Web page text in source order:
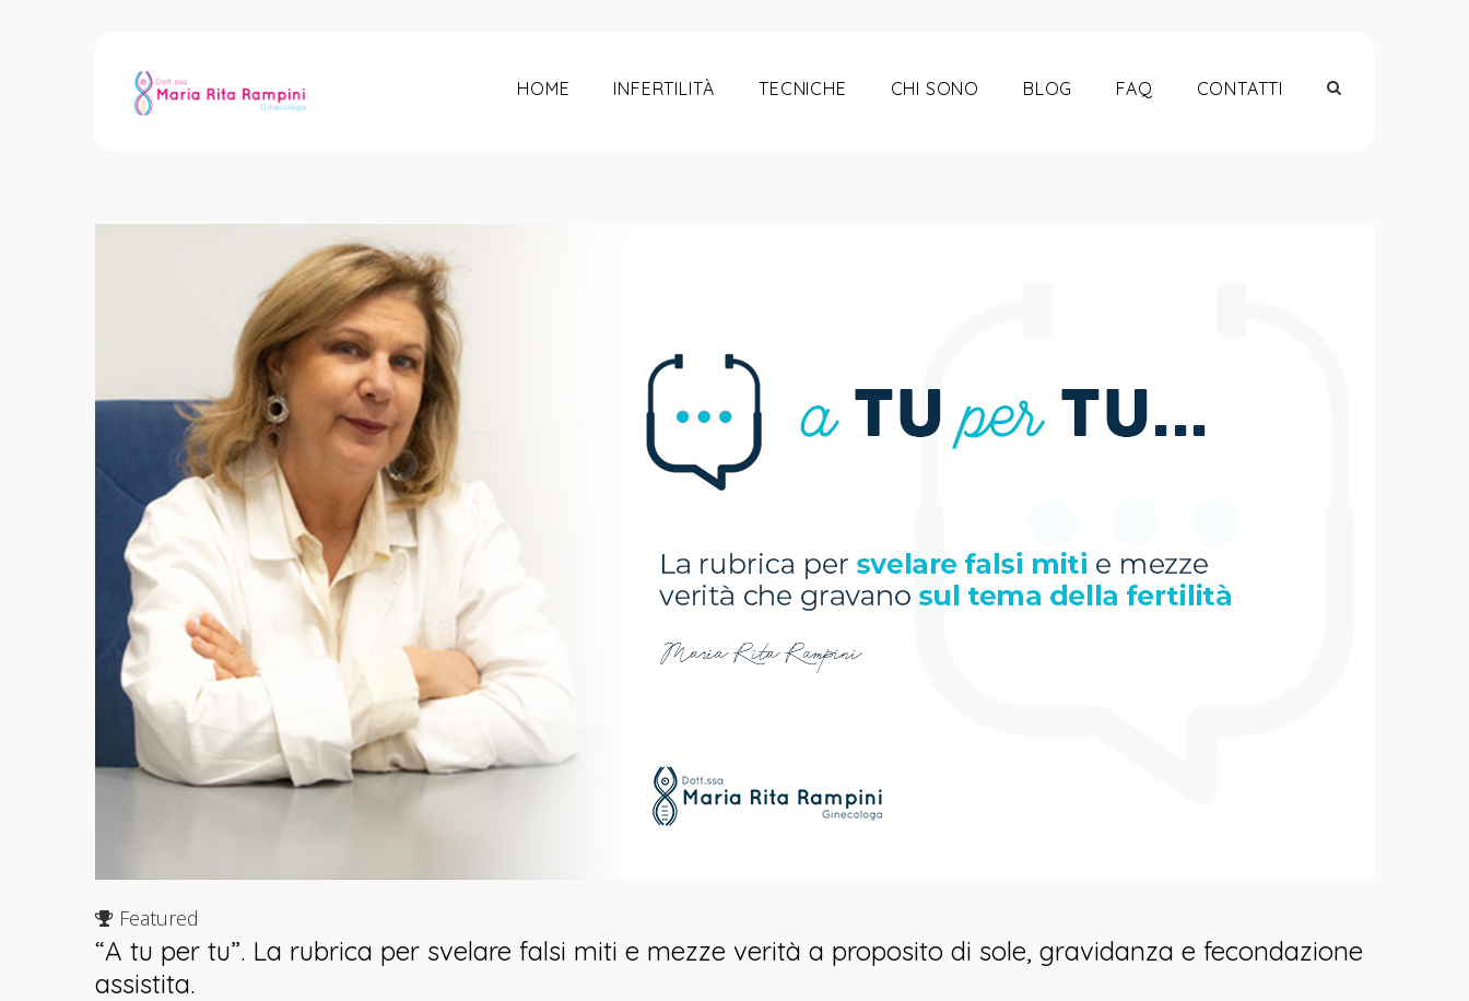
HOME INFERTILITÀ TECNICHE CHI SONO BLOG FAQ CONTATTI
Archive for Tag: Abbronzatura
Featured
“A tu per tu”. La rubrica per svelare falsi miti e mezze verità a proposito di sole, gravidanza e fecondazione
assistita.